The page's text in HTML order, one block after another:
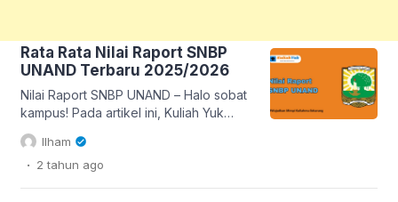
Rata Rata Nilai Raport SNBP
UNAND Terbaru 2025/2026
Nilai Raport SNBP UNAND – Halo sobat
kampus! Pada artikel ini, Kuliah Yuk
bakal kasih tahu Kamu tentang data
rata-rata nilai rapor SNBP UNAND
2025/2026. Seperti yang kita tahu, jalur
Ilham
. 2 tahun ago